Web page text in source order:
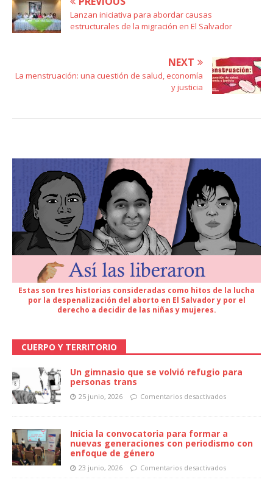
Lanzan iniciativa para abordar causas
estructurales de la migración en El Salvador
NEXT
La menstruación: una cuestión de salud, economía
y justicia
Estas son tres historias consideradas como hitos de la lucha
por la despenalización del aborto en El Salvador y por el
derecho a decidir de las niñas y mujeres.
CUERPO Y TERRITORIO
Un gimnasio que se volvió refugio para
personas trans
25 junio, 2026 Comentarios desactivados
Inicia la convocatoria para formar a
nuevas generaciones con periodismo con
enfoque de género
23 junio, 2026 Comentarios desactivados